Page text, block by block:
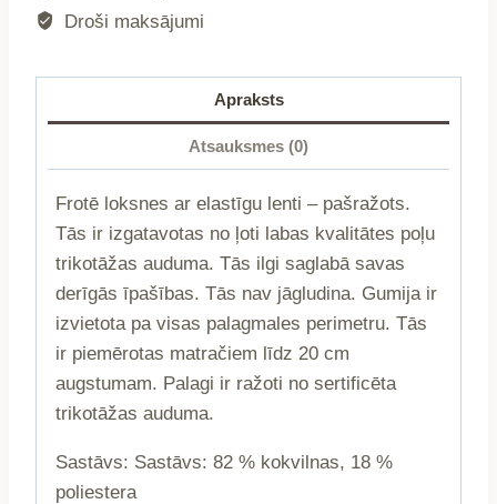
Droši maksājumi
Apraksts
Atsauksmes (0)
Frotē loksnes ar elastīgu lenti – pašražots.
Tās ir izgatavotas no ļoti labas kvalitātes poļu
trikotāžas auduma. Tās ilgi saglabā savas
derīgās īpašības. Tās nav jāgludina. Gumija ir
izvietota pa visas palagmales perimetru. Tās
ir piemērotas matračiem līdz 20 cm
augstumam. Palagi ir ražoti no sertificēta
trikotāžas auduma.
Sastāvs: Sastāvs: 82 % kokvilnas, 18 %
poliestera